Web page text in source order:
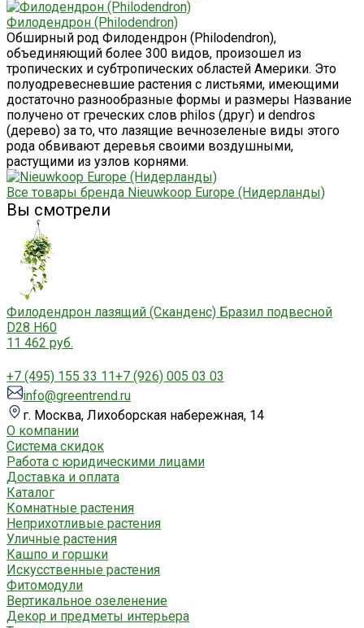
Филодендрон (Philodendron)
Обширный род Филодендрон (Philodendron),
объединяющий более 300 видов, произошел из
тропических и субтропических областей Америки. Это
полуодревесневшие растения с листьями, имеющими
достаточно разнообразные формы и размеры Название
получено от греческих слов philos (друг) и dendros
(дерево) за то, что лазящие вечнозеленые виды этого
рода обвивают деревья своими воздушными,
растущими из узлов корнями.
Все товары бренда Nieuwkoop Europe (Нидерланды)
Вы смотрели
Филодендрон лазящий (Сканденс) Бразил подвесной
D28 H60
11 462 руб.
+7 (495) 155 33 11+7 (926) 005 03 03
info@greentrend.ru
г. Москва, Лихоборская набережная, 14
О компании
Система скидок
Работа с юридическими лицами
Доставка и оплата
Каталог
Комнатные растения
Неприхотливые растения
Уличные растения
Кашпо и горшки
Искусственные растения
Фитомодули
Вертикальное озеленение
Декор и предметы интерьера